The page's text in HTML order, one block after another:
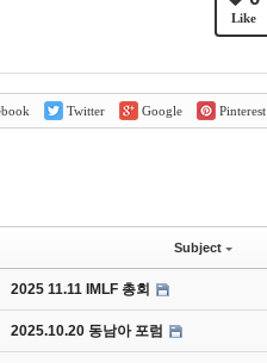
Like
Twitter Google Pinterest
Subject
2025 11.11 IMLF 총회
2025.10.20 동남아 포럼